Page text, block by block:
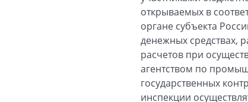
открываемых в
органе субъекта
денежных средствах,
расчетов при
агентством по
государственных
инспекции